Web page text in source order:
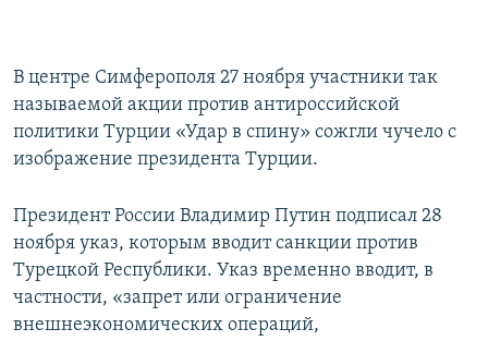
В центре Симферополя 27 ноября участники так
называемой акции против антироссийской
политики Турции «Удар в спину» сожгли чучело с
изображение президента Турции.
Президент России Владимир Путин подписал 28
ноября указ, которым вводит санкции против
Турецкой Республики. Указ временно вводит, в
частности, «запрет или ограничение
внешнеэкономических операций,